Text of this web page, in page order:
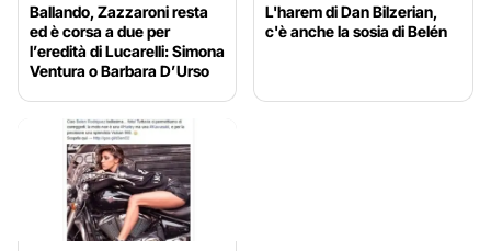
Ballando, Zazzaroni resta
ed è corsa a due per
l’eredità di Lucarelli: Simona
Ventura o Barbara D’Urso
L'harem di Dan Bilzerian,
c'è anche la sosia di Belén